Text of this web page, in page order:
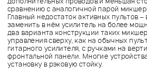
сравнению с аналогичной парой микшер
Главный недостаток активных пультов
заменить в нём усилитель на более
два варианта конструкции таких
управления сверху, как на обычных
гитарного усилителя, с ручками на
фронтальной панели. Многие
установку в рэковую стойку.